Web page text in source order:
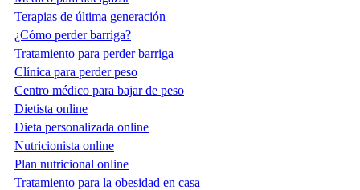
Terapias de última generación
¿Cómo perder barriga?
Tratamiento para perder barriga
Clínica para perder peso
Centro médico para bajar de peso
Dietista online
Dieta personalizada online
Nutricionista online
Plan nutricional online
Tratamiento para la obesidad en casa